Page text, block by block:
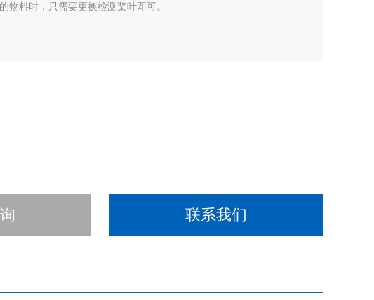
物料时，只需要更换检测桨叶即可。
联系我们